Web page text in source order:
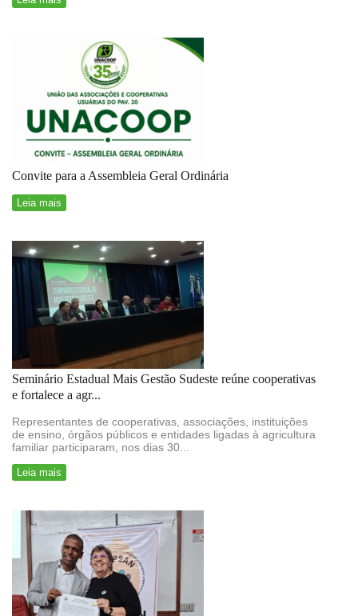
Convite para a Assembleia Geral Ordinária
Leia mais
Seminário Estadual Mais Gestão Sudeste reúne cooperativas
e fortalece a agr...
Representantes de cooperativas, associações, instituições
de ensino, órgãos públicos e entidades ligadas à agricultura
familiar participaram, nos dias 30...
Leia mais